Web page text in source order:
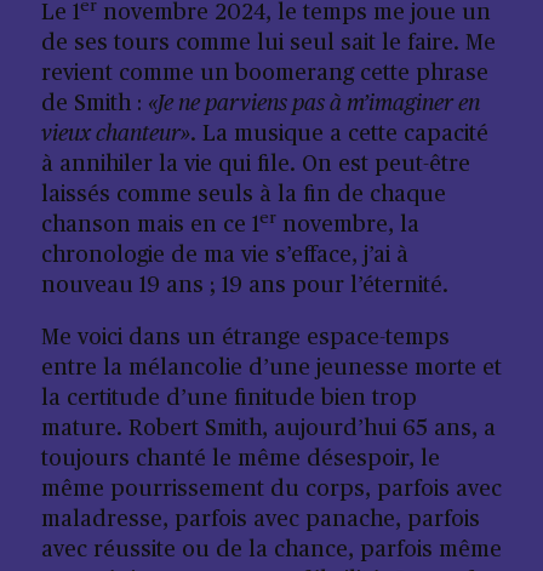
Le 1er novembre 2024, le temps me joue un
de ses tours comme lui seul sait le faire. Me
revient comme un boomerang cette phrase
de Smith : «Je ne parviens pas à m’imaginer en
vieux chanteur». La musique a cette capacité
à annihiler la vie qui file. On est peut-être
laissés comme seuls à la fin de chaque
chanson mais en ce 1er novembre, la
chronologie de ma vie s’efface, j’ai à
nouveau 19 ans ; 19 ans pour l’éternité.
Me voici dans un étrange espace-temps
entre la mélancolie d’une jeunesse morte et
la certitude d’une finitude bien trop
mature. Robert Smith, aujourd’hui 65 ans, a
toujours chanté le même désespoir, le
même pourrissement du corps, parfois avec
maladresse, parfois avec panache, parfois
avec réussite ou de la chance, parfois même